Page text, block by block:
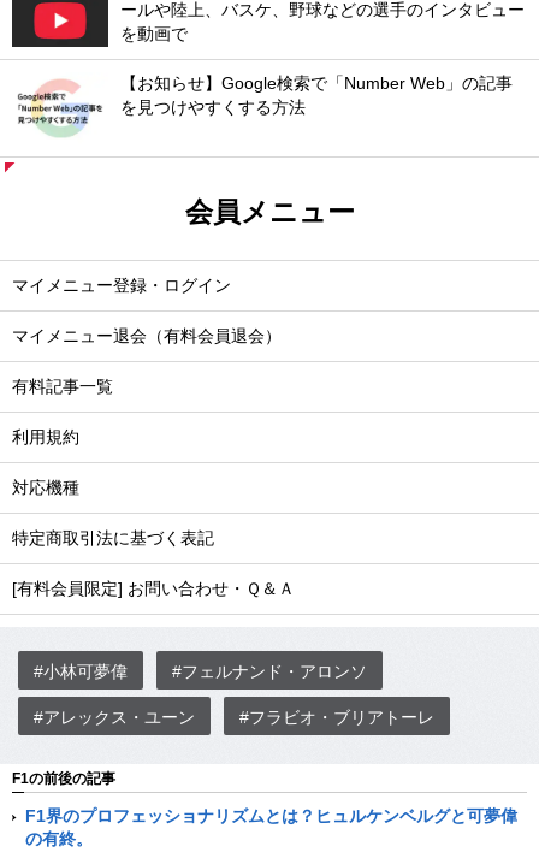
ールや陸上、バスケ、野球などの選手のインタビュー
を動画で
【お知らせ】Google検索で「Number Web」の記事
を見つけやすくする方法
会員メニュー
マイメニュー登録・ログイン
マイメニュー退会（有料会員退会）
有料記事一覧
利用規約
対応機種
特定商取引法に基づく表記
[有料会員限定] お問い合わせ・Ｑ＆Ａ
#小林可夢偉 #フェルナンド・アロンソ
#アレックス・ユーン #フラビオ・ブリアトーレ
F1の前後の記事
F1界のプロフェッショナリズムとは？ヒュルケンベルグと可夢偉
の有終。